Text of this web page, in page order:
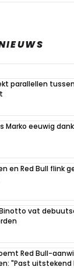
parallellen
Marko eeuwig
en Red Bull flink
vat
Red Bull-
"Past uitstekend